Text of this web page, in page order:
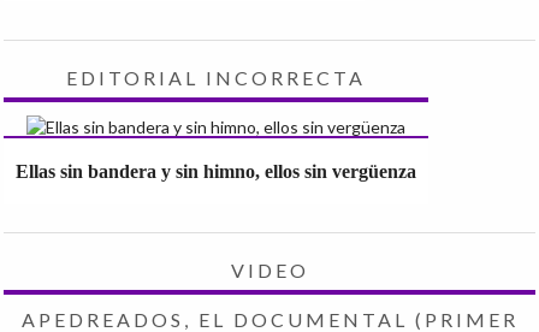
EDITORIAL INCORRECTA
Ellas sin bandera y sin himno, ellos sin vergüenza
VIDEO
APEDREADOS, EL DOCUMENTAL (PRIMER